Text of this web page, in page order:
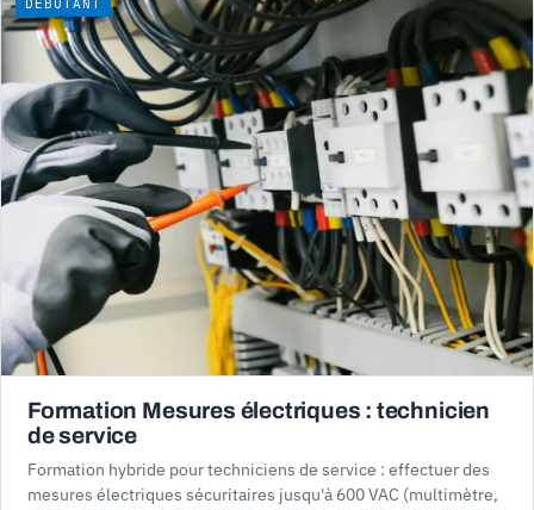
DÉBUTANT
Formation Mesures électriques : technicien
de service
Formation hybride pour techniciens de service : effectuer des
mesures électriques sécuritaires jusqu'à 600 VAC (multimètre,